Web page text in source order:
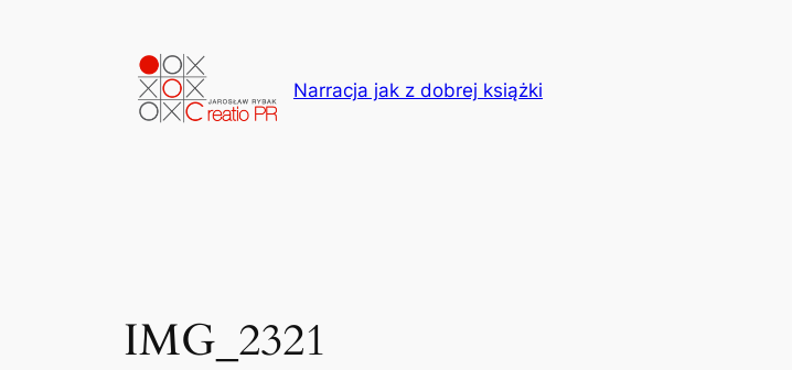
Narracja jak z dobrej książki
IMG_2321